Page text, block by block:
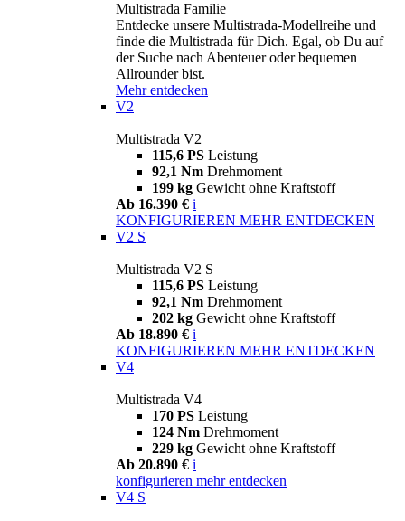
Multistrada Familie
Entdecke unsere Multistrada-Modellreihe und
finde die Multistrada für Dich. Egal, ob Du auf
der Suche nach Abenteuer oder bequemen
Allrounder bist.
Mehr entdecken
V2
Multistrada V2
115,6 PS Leistung
92,1 Nm Drehmoment
199 kg Gewicht ohne Kraftstoff
Ab 16.390 € i
KONFIGURIEREN MEHR ENTDECKEN
V2 S
Multistrada V2 S
115,6 PS Leistung
92,1 Nm Drehmoment
202 kg Gewicht ohne Kraftstoff
Ab 18.890 € i
KONFIGURIEREN MEHR ENTDECKEN
V4
Multistrada V4
170 PS Leistung
124 Nm Drehmoment
229 kg Gewicht ohne Kraftstoff
Ab 20.890 € i
konfigurieren mehr entdecken
V4 S